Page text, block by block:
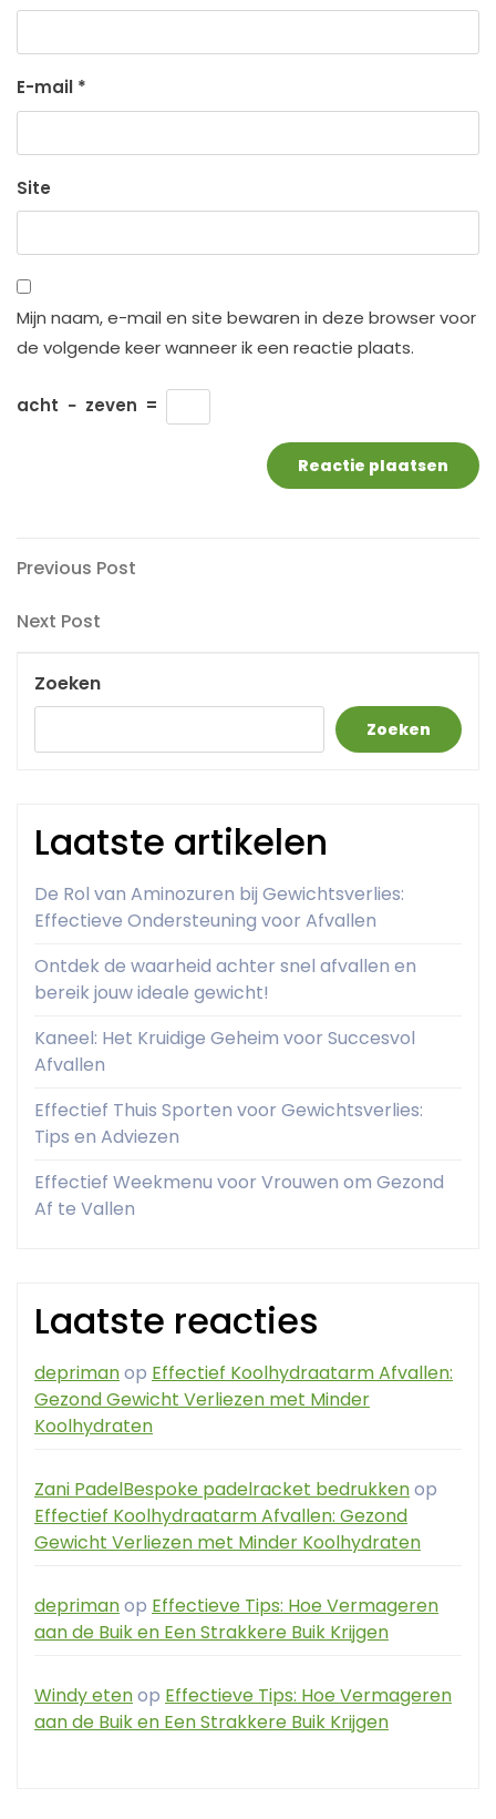
E-mail *
Site
Mijn naam, e-mail en site bewaren in deze browser voor
de volgende keer wanneer ik een reactie plaats.
acht − zeven =
Berichtnavigatie
Previous
Previous Post
Next
Next Post
Zoeken
Zoeken
Laatste artikelen
De Rol van Aminozuren bij Gewichtsverlies:
Effectieve Ondersteuning voor Afvallen
Ontdek de waarheid achter snel afvallen en
bereik jouw ideale gewicht!
Kaneel: Het Kruidige Geheim voor Succesvol
Afvallen
Effectief Thuis Sporten voor Gewichtsverlies:
Tips en Adviezen
Effectief Weekmenu voor Vrouwen om Gezond
Af te Vallen
Laatste reacties
deprimanop Effectief Koolhydraatarm Afvallen:
Gezond Gewicht Verliezen met Minder
Koolhydraten
Zani PadelBespoke padelracket bedrukkenop
Effectief Koolhydraatarm Afvallen: Gezond
Gewicht Verliezen met Minder Koolhydraten
deprimanop Effectieve Tips: Hoe Vermageren
aan de Buik en Een Strakkere Buik Krijgen
Windy etenop Effectieve Tips: Hoe Vermageren
aan de Buik en Een Strakkere Buik Krijgen